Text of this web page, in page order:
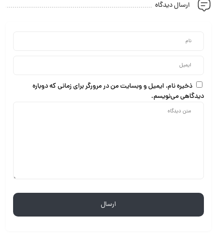
ارسال دیدگاه
ذخیره نام، ایمیل و وبسایت من در مرورگر برای زمانی که دوباره
دیدگاهی می‌نویسم.